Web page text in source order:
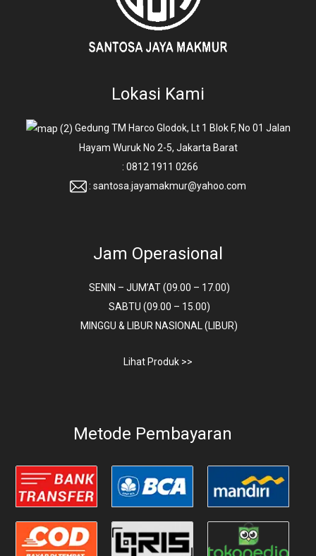
Lokasi Kami
Gedung TM Harco Glodok, Lt 1 Blok F, No 01 Jalan
Hayam Wuruk No 2-5, Jakarta Barat
: 0812 1911 0266
: santosa.jayamakmur@yahoo.com
Jam Operasional
SENIN – JUM’AT (09.00 – 17.00)
SABTU (09.00 – 15.00)
MINGGU & LIBUR NASIONAL (LIBUR)
Lihat Produk >>
Metode Pembayaran